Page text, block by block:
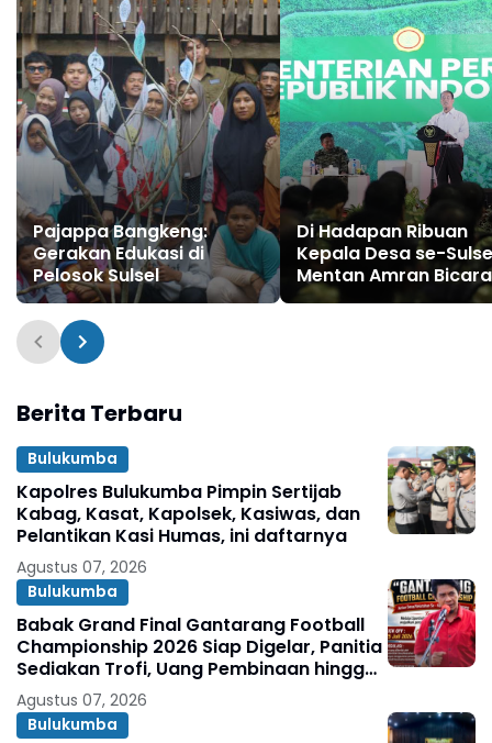
Pajappa Bangkeng:
Gerakan Edukasi di
Pelosok Sulsel
Di Hadapan Ribuan
Kepala Desa se-
Mentan Amran Bicara
Soal Kunci Sukses
Berita Terbaru
Bulukumba
Kapolres Bulukumba Pimpin Sertijab
Kabag, Kasat, Kapolsek, Kasiwas, dan
Pelantikan Kasi Humas, ini daftarnya
Agustus 07, 2026
Bulukumba
Babak Grand Final Gantarang Football
Championship 2026 Siap Digelar, Panitia
Sediakan Trofi, Uang Pembinaan hingga
Penghargaan Individu
Agustus 07, 2026
Bulukumba